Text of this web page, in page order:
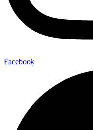
Facebook